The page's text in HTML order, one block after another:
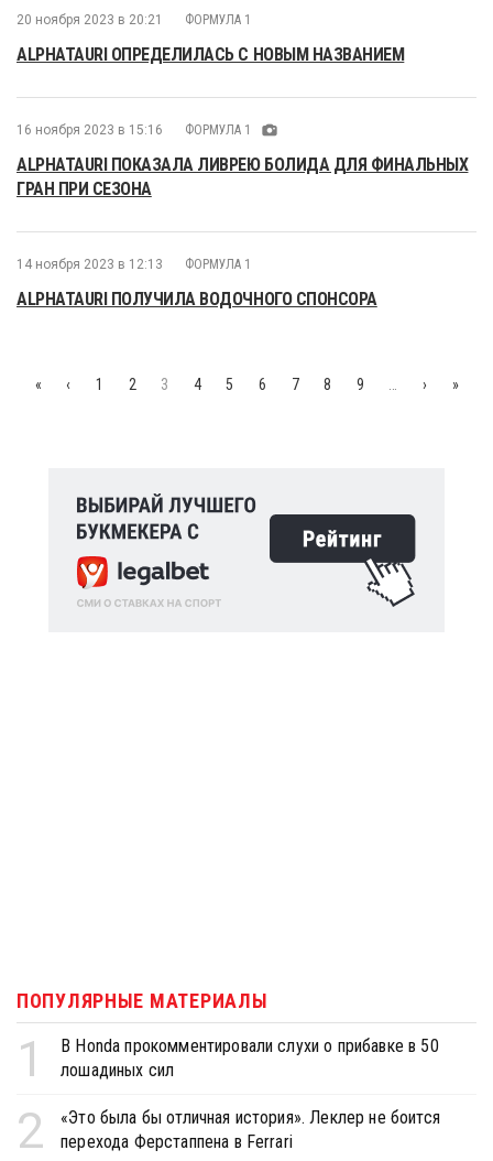
20 ноября 2023 в 20:21 ФОРМУЛА 1
ALPHATAURI ОПРЕДЕЛИЛАСЬ С НОВЫМ НАЗВАНИЕМ
16 ноября 2023 в 15:16 ФОРМУЛА 1
ALPHATAURI ПОКАЗАЛА ЛИВРЕЮ БОЛИДА ДЛЯ ФИНАЛЬНЫХ
ГРАН ПРИ СЕЗОНА
14 ноября 2023 в 12:13 ФОРМУЛА 1
ALPHATAURI ПОЛУЧИЛА ВОДОЧНОГО СПОНСОРА
« ‹ 1 2 3 4 5 6 7 8 9 › »
ПОПУЛЯРНЫЕ МАТЕРИАЛЫ
1
В Honda прокомментировали слухи о прибавке в 50
лошадиных сил
2
«Это была бы отличная история». Леклер не боится
перехода Ферстаппена в Ferrari